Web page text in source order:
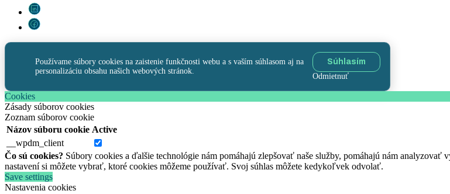
Používame súbory cookies na zaistenie funkčnosti webu a s vaším súhlasom aj na
personalizáciu obsahu našich webových stránok.
Súhlasím
Odmietnuť
Cookies
Zásady súborov cookies
Zoznam súborov cookie
Názov súboru cookie Active
__wpdm_client
Čo sú cookies? Súbory cookies a ďalšie technológie nám pomáhajú zlepšovať naše služby, pomáhajú nám
nastavení si môžete vybrať, ktoré cookies môžeme používať. Svoj súhlas môžete kedykoľvek odvolať.
Save settings
Nastavenia cookies